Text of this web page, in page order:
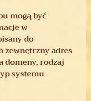
mogą być
w
do
zewnętrzny adres
domeny, rodzaj
systemu